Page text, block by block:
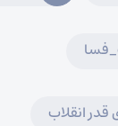
انقلاب